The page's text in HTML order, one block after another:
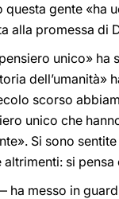
questa gente «ha
alla promessa di
unico» ha
dell’umanità»
scorso
unico che
Si sono
si pensa
ha messo in